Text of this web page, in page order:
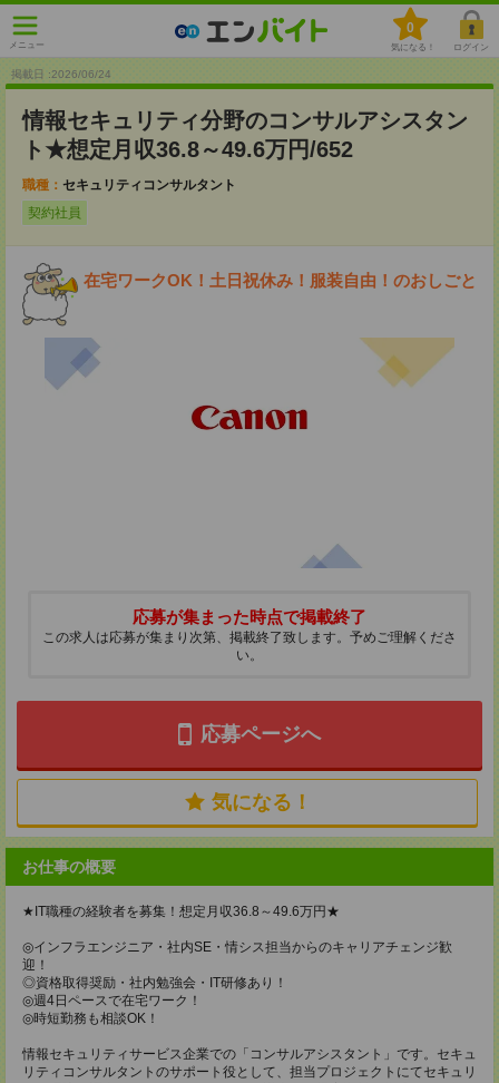
メニュー
0
気になる！ ログイン
掲載日 :2026/06/24
情報セキュリティ分野のコンサルアシスタン
ト★想定月収36.8～49.6万円/652
職種： セキュリティコンサルタント
契約社員
在宅ワークOK！土日祝休み！服装自由！のおしごと
応募が集まった時点で掲載終了
この求人は応募が集まり次第、掲載終了致します。予めご理解くださ
い。
応募ページへ
気になる！
お仕事の概要
★IT職種の経験者を募集！想定月収36.8～49.6万円★
◎インフラエンジニア・社内SE・情シス担当からのキャリアチェンジ歓
迎！
◎資格取得奨励・社内勉強会・IT研修あり！
◎週4日ペースで在宅ワーク！
◎時短勤務も相談OK！
情報セキュリティサービス企業での「コンサルアシスタント」です。セキュ
リティコンサルタントのサポート役として、担当プロジェクトにてセキュリ